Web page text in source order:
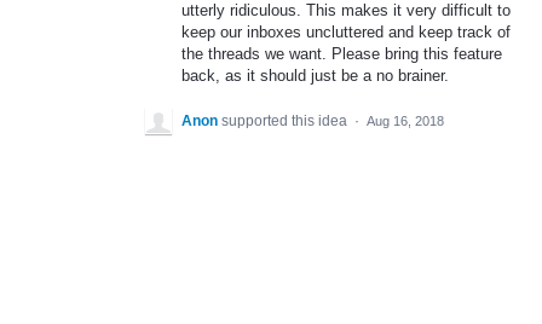
utterly ridiculous. This makes it very difficult to
keep our inboxes uncluttered and keep track of
the threads we want. Please bring this feature
back, as it should just be a no brainer.
Anon supported this idea · Aug 16, 2018